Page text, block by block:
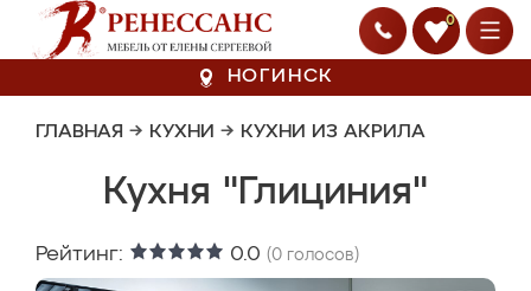
0
НОГИНСК
ГЛАВНАЯ → КУХНИ → КУХНИ ИЗ АКРИЛА
Кухня "Глициния"
Рейтинг: 0.0 (0 голосов)